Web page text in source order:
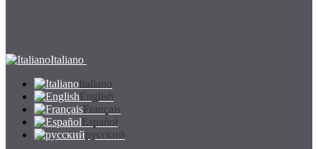
Italiano
Italiano
English
Français
Español
русский